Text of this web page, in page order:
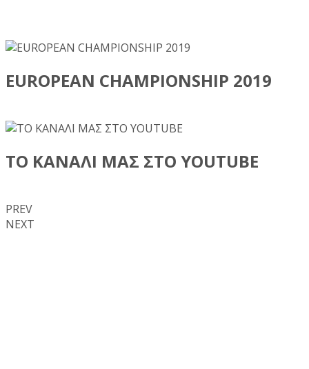
EUROPEAN CHAMPIONSHIP 2019
ΤΟ ΚΑΝΑΛΙ ΜΑΣ ΣΤΟ YOUTUBE
PREV
NEXT